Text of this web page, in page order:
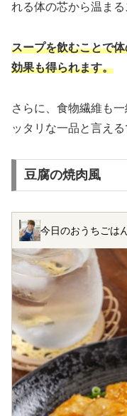
れる体の芯から温まる
スープを飲むことで
効果も得られます。
さらに、食物繊維も
ッタリな一品と言える
豆腐の焼肉風
今日のおうちごは